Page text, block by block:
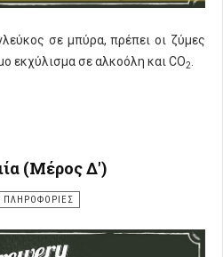
σε μπύρα, πρέπει οι ζύμες
εκχύλισμα σε αλκοόλη και CO2.
(Μέρος Δ')
ΠΛΗΡΟΦΟΡΙΕΣ